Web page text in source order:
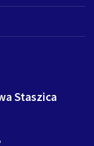
Staszica